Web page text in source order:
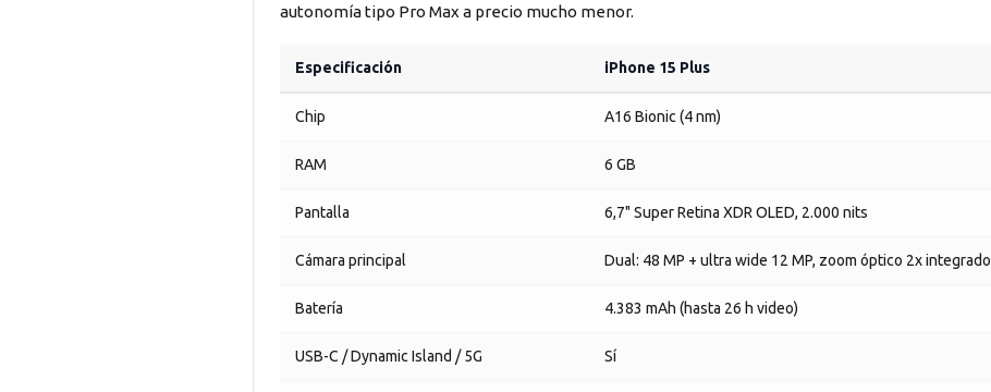
autonomía tipo Pro Max a precio mucho menor.
Especificación iPhone 15 Plus
Chip A16 Bionic (4 nm)
RAM 6 GB
Pantalla 6,7" Super Retina XDR OLED, 2.000 nits
Cámara principal Dual: 48 MP + ultra wide 12 MP, zoom óptico 2x integrado
Batería 4.383 mAh (hasta 26 h video)
USB-C / Dynamic Island / 5G Sí